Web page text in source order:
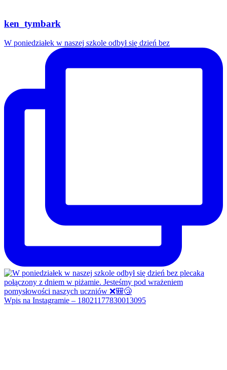
ken_tymbark
W poniedziałek w naszej szkole odbył się dzień bez
Wpis na Instagramie – 18021177830013095